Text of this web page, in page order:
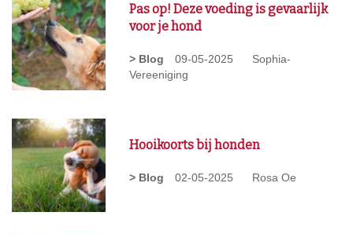
> Blog 09-05-2025
Sophia-
Vereeniging
Pas op! Deze voeding is gevaarlijk
voor je hond
> Blog 02-05-2025 Rosa Oe
Hooikoorts bij honden